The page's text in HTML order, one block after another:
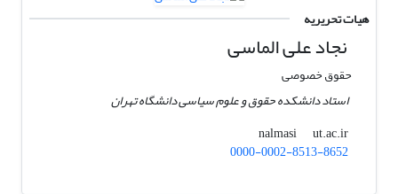
هیات تحریریه
نجاد علی الماسی
حقوق خصوصی
استاد دانشکده حقوق و علوم سیاسی دانشگاه تهران
nalmasi
ut.ac.ir
0000-0002-8513-8652